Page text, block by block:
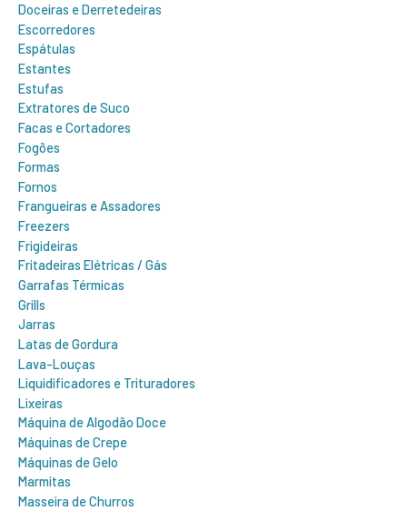
Doceiras e Derretedeiras
Escorredores
Espátulas
Estantes
Estufas
Extratores de Suco
Facas e Cortadores
Fogões
Formas
Fornos
Frangueiras e Assadores
Freezers
Frigideiras
Fritadeiras Elétricas / Gás
Garrafas Térmicas
Grills
Jarras
Latas de Gordura
Lava-Louças
Liquidificadores e Trituradores
Lixeiras
Máquina de Algodão Doce
Máquinas de Crepe
Máquinas de Gelo
Marmitas
Masseira de Churros